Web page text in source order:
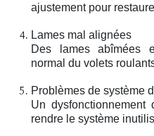
ajustement pour
Lames mal alignées
Des lames abîmées
normal du volets
Problèmes de système
Un dysfonctionnement
rendre le système